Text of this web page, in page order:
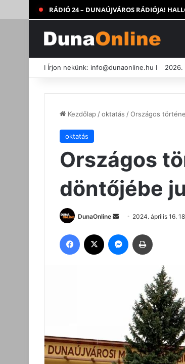
RÁDIÓ 24 – DUNAÚJVÁROS RÁDIÓJA!
I Írjon nekünk: info@dunaonline.hu I 2026.
Kezdőlap /oktatás /Országos
oktatás
Országos
döntőjébe
DunaOnline
Send
email
2024. április 16.
Facebook Messenger